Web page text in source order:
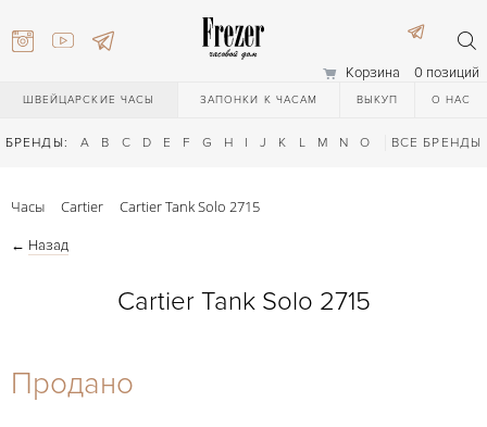
Корзина 0 позиций
ШВЕЙЦАРСКИЕ ЧАСЫ ЗАПОНКИ К ЧАСАМ ВЫКУП О НАС
БРЕНДЫ: A B C D E F G H I J K L M N O Q R S T
ВСЕ БРЕНДЫ
27-44
Часы Cartier Cartier Tank Solo 2715
← Назад
Cartier Tank Solo 2715
Продано